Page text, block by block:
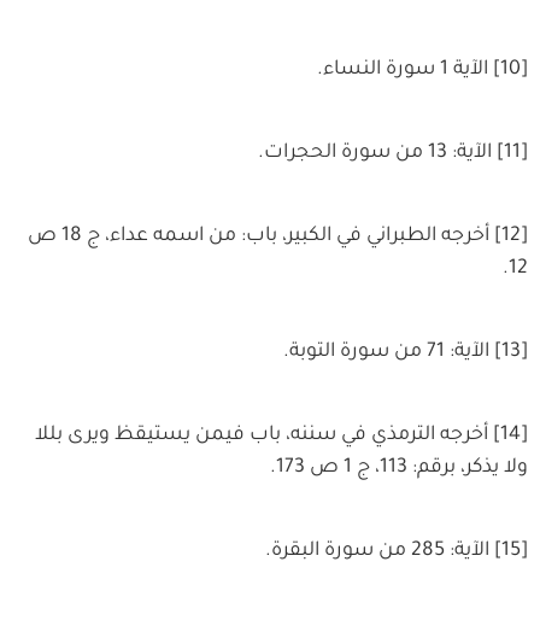
[10] الآية 1 سورة النساء.
[11] الآية: 13 من سورة الحجرات.
[12] أخرجه الطبراني في الكبير، باب: من اسمه عداء، ج 18 ص
12.
[13] الآية: 71 من سورة التوبة.
[14] أخرجه الترمذي في سننه، باب فيمن يستيقظ ويرى بللا
ولا يذكر، برقم: 113، ج 1 ص 173.
[15] الآية: 285 من سورة البقرة.